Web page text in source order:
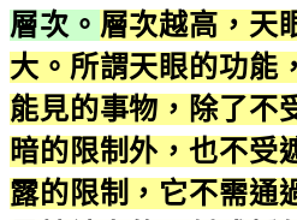
層次。 層次越高，天
大。所謂天眼的功能
能見的事物，除了不
暗的限制外，也不受
露的限制，它不需通